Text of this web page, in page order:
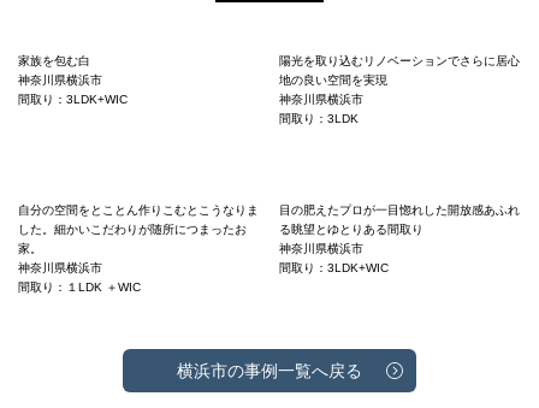
家族を包む白
神奈川県横浜市
間取り：3LDK+WIC
陽光を取り込むリノベーションでさらに居心
地の良い空間を実現
神奈川県横浜市
間取り：3LDK
自分の空間をとことん作りこむとこうなりま
した。細かいこだわりが随所につまったお
家。
神奈川県横浜市
間取り：１LDK ＋WIC
目の肥えたプロが一目惚れした開放感あふれ
る眺望とゆとりある間取り
神奈川県横浜市
間取り：3LDK+WIC
横浜市の事例一覧へ戻る